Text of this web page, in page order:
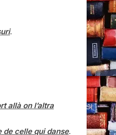
.
allà on l’altra
de celle qui danse.